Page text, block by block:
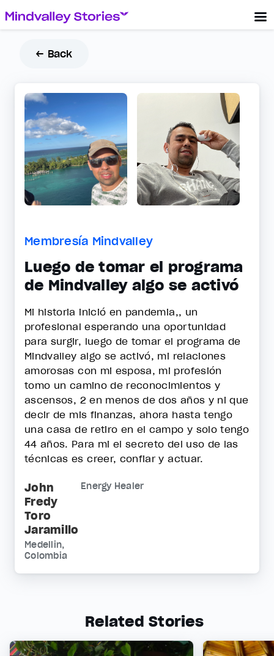
← Back
Membresía Mindvalley
Luego de tomar el programa
de Mindvalley algo se activó
Mi historia inició en pandemia,, un
profesional esperando una oportunidad
para surgir, luego de tomar el programa de
Mindvalley algo se activó, mi relaciones
amorosas con mi esposa, mi profesión
tomo un camino de reconocimientos y
ascensos, 2 en menos de dos años y ni que
decir de mis finanzas, ahora hasta tengo
una casa de retiro en el campo y solo tengo
44 años. Para mi el secreto del uso de las
técnicas es creer, confiar y actuar.
John
Fredy
Toro
Jaramillo
Energy Healer
Medellin,
Colombia
Related Stories